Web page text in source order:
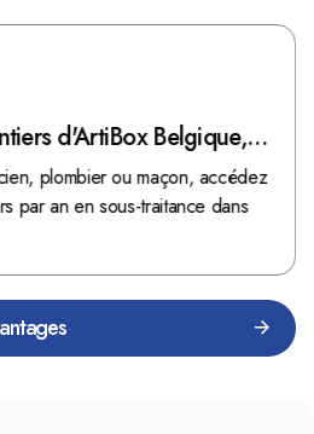
d'ArtiBox Belgique,
!
plombier ou maçon, accédez
par an en sous-traitance dans